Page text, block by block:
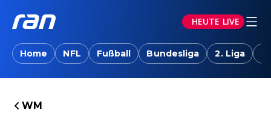
HEUTE LIVE
Home NFL Fußball Bundesliga 2. Liga
WM